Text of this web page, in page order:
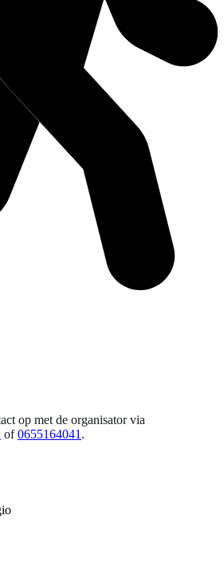
op met de organisator via
of 0655164041 .